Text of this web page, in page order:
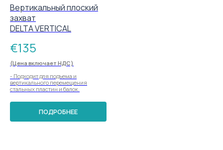
Вертикальный плоский
захват
DELTA VERTICAL
€135
(Цена включает НДС)
- Подходит для подъема и
вертикального перемещения
стальных пластин и балок.
ПОДРОБНЕЕ